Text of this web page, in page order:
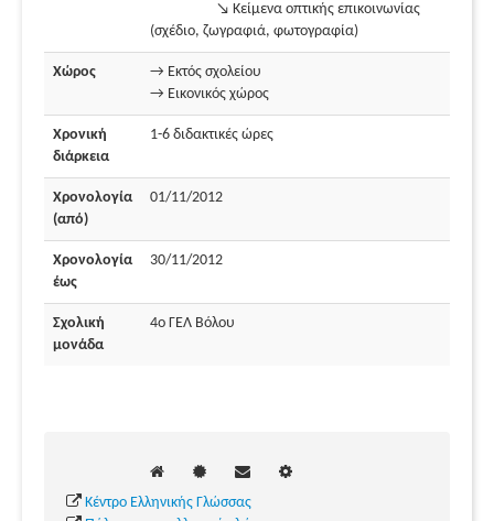
↘ Κείμενα οπτικής επικοινωνίας
(σχέδιο, ζωγραφιά, φωτογραφία)
Χώρος
→ Εκτός σχολείου
→ Εικονικός χώρος
Χρονική
διάρκεια
1-6 διδακτικές ώρες
Χρονολογία
(από)
01/11/2012
Χρονολογία
έως
30/11/2012
Σχολική
μονάδα
4ο ΓΕΛ Βόλου
Κέντρο Ελληνικής Γλώσσας